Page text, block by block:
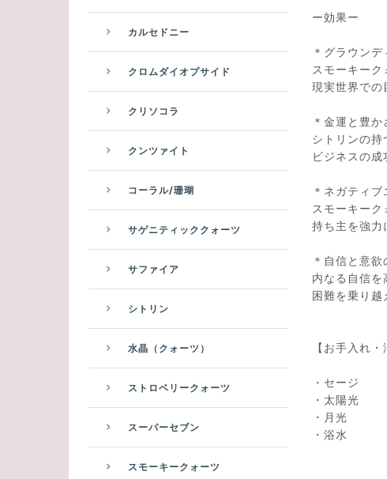
ー効果ー
＊グラウンデ
スモーキー
現実世界での
＊金運と豊か
シトリンの持
ビジネスの成
＊ネガティ
スモーキー
持ち主を強力
＊自信と意欲
内なる自信を
困難を乗り越
【お手入れ・
・セー
・太陽
・月
・浴
カルセドニー
クロムダイオプサイド
クリソコラ
クンツァイト
コーラル/珊瑚
サゲニティッククォーツ
サファイア
シトリン
水晶（クォーツ）
ストロベリークォーツ
スーパーセブン
スモーキークォーツ